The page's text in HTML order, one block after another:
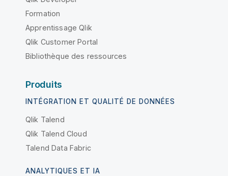
Formation
Apprentissage Qlik
Qlik Customer Portal
Bibliothèque des ressources
Produits
INTÉGRATION ET QUALITÉ DE DONNÉES
Qlik Talend
Qlik Talend Cloud
Talend Data Fabric
ANALYTIQUES ET IA